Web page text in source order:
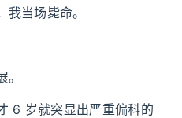
当场毙命。
6 岁就突显出严重偏科的